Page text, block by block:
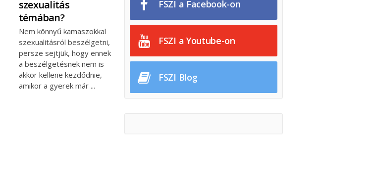
szexualitás
témában?
Nem könnyű kamaszokkal
szexualitásról beszélgetni,
persze sejtjük, hogy ennek
a beszélgetésnek nem is
akkor kellene kezdődnie,
amikor a gyerek már
FSZI a Facebook-on
FSZI a Youtube-on
FSZI Blog